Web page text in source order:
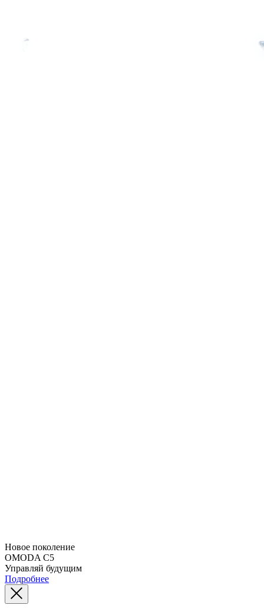
Новое поколение
OMODA C5
Управляй будущим
Подробнее